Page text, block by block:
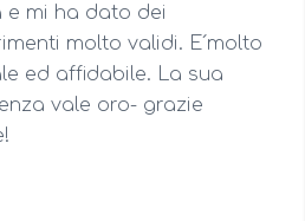
e mi ha dato dei
molto validi. E´molto
ed affidabile. La sua
vale oro- grazie